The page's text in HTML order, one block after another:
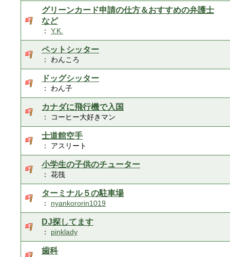
グリーンカード申請の仕方＆おすすめの弁護士
など
： Y.K.
ペットシッター
： わんころ
ドッグシッター
： わん子
カナダに飛行機で入国
： コーヒー大好きマン
士道館空手
： アスリート
小学生の子供のチューター
： 花筏
ターミナル５の駐車場
： nyankororin1019
DJ探してます
： pinklady
歯科